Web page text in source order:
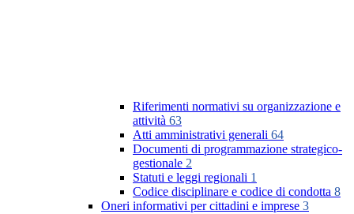
Riferimenti normativi su organizzazione e
attività 63
Atti amministrativi generali 64
Documenti di programmazione strategico-
gestionale 2
Statuti e leggi regionali 1
Codice disciplinare e codice di condotta 8
Oneri informativi per cittadini e imprese 3